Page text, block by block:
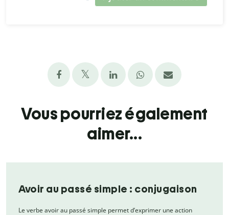
Vous pourriez également
aimer...
Avoir au passé simple : conjugaison
Le verbe avoir au passé simple permet d’exprimer une action